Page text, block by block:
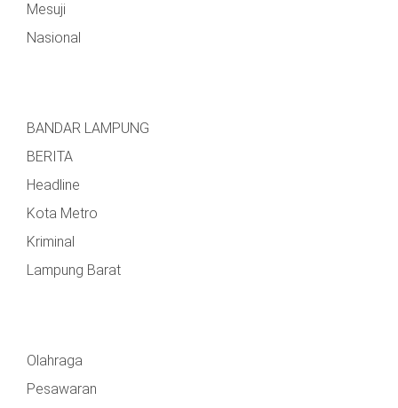
Mesuji
Nasional
BANDAR LAMPUNG
BERITA
Headline
Kota Metro
Kriminal
Lampung Barat
Olahraga
Pesawaran